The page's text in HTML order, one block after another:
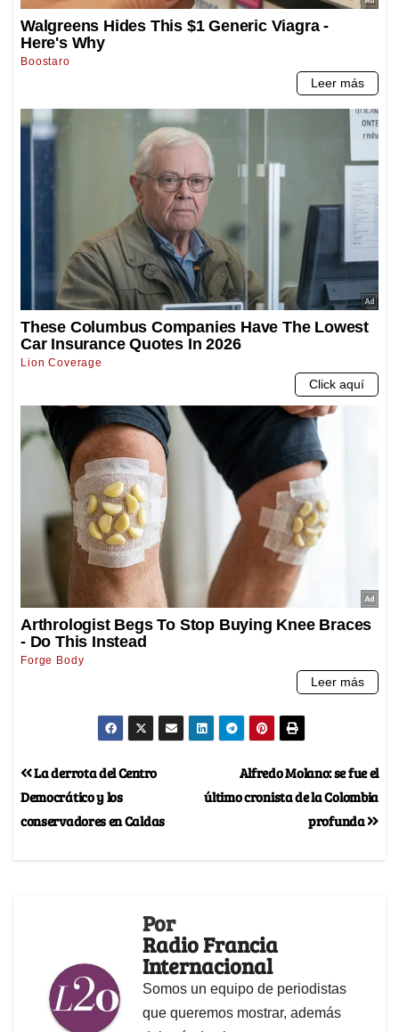
Alfredo Molano: se fue el
último cronista de la Colombia
profunda
La derrota del Centro
Democrático y los
conservadores en Caldas
Por
Radio Francia
Internacional
Somos un equipo de periodistas
que queremos mostrar, además